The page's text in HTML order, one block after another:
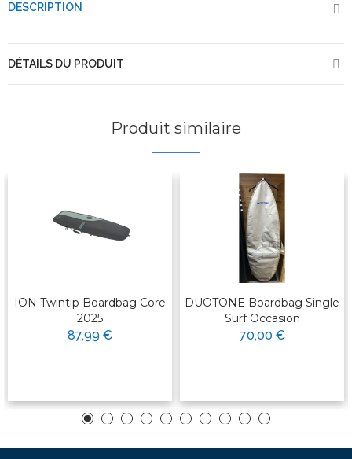
DESCRIPTION
DÉTAILS DU PRODUIT
Produit similaire
ION Twintip Boardbag Core
2025
87,99 €
DUOTONE Boardbag Single
Surf Occasion
70,00 €